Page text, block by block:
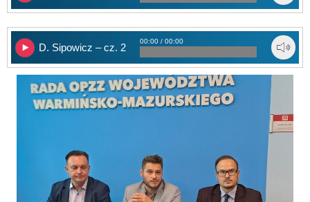
D. Sipowicz – cz. 2
00:00 / 00:00